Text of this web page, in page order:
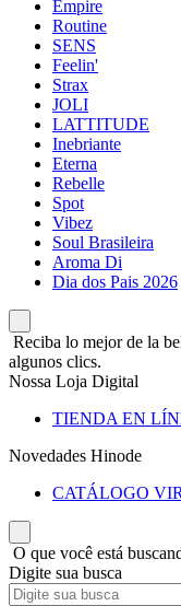
Empire
Routine
SENS
Feelin'
Strax
JOLI
LATTITUDE
Inebriante
Eterna
Rebelle
Spot
Vibez
Soul Brasileira
Aroma Di
Dia dos Pais 2026
Reciba lo mejor de la
algunos clics.
Nossa Loja Digital
TIENDA EN
Novedades Hinode
CATÁLOGO
O que você está
Digite sua busca